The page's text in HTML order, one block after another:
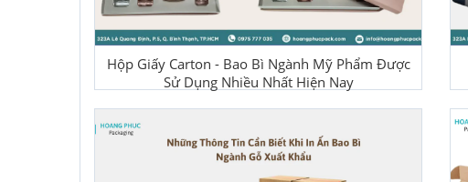
Hộp Giấy Carton - Bao Bì Ngành Mỹ Phẩm Được
Sử Dụng Nhiều Nhất Hiện Nay